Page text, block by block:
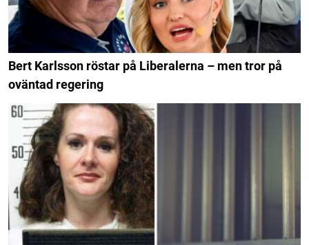
Bert Karlsson röstar på Liberalerna – men tror på
oväntad regering